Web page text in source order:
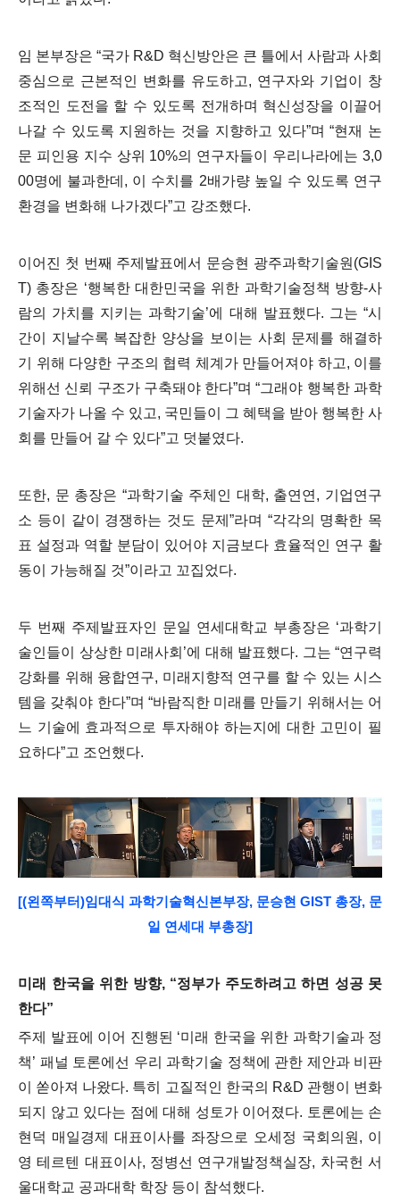
임 본부장은 “국가 R&D 혁신방안은 큰 틀에서 사람과 사회
중심으로 근본적인 변화를 유도하고, 연구자와 기업이 창
조적인 도전을 할 수 있도록 전개하며 혁신성장을 이끌어
나갈 수 있도록 지원하는 것을 지향하고 있다”며“현재 논
문 피인용 지수 상위 10%의 연구자들이 우리나라에는3,0
00명에 불과한데 , 이 수치를 2배가량 높일 수 있도록 연구
환경을 변화해 나가겠다”고 강조했다.
이어진 첫 번째 주제발표에서 문승현 광주과학기술원 (GIS
T) 총장은 ‘행복한 대한민국을 위한 과학기술정책 방향-사
람의 가치를 지키는 과학기술’에 대해 발표했다. 그는“시
간이 지날수록 복잡한 양상을 보이는 사회 문제를 해결하
기 위해 다양한 구조의 협력 체계가 만들어져야 하고, 이를
위해선 신뢰 구조가 구축돼야 한다”며“그래야 행복한 과학
기술자가 나올 수 있고, 국민들이 그 혜택을 받아 행복한 사
회를 만들어 갈 수 있다”고 덧붙였다.
또한, 문 총장은 “과학기술 주체인 대학, 출연연 , 기업연구
소 등이 같이 경쟁하는 것도 문제 ”라며 “각각의 명확한 목
표 설정과 역할 분담이 있어야 지금보다 효율적인 연구 활
동이 가능해질 것”이라고 꼬집었다.
두 번째 주제발표자인 문일 연세대학교 부총장은 ‘과학기
술인들이 상상한 미래사회 ’에 대해 발표했다. 그는 “연구력
강화를 위해 융합연구, 미래지향적 연구를 할 수 있는 시스
템을 갖춰야 한다”며 “바람직한 미래를 만들기 위해서는 어
느 기술에 효과적으로 투자해야 하는지에 대한 고민이 필
요하다”고 조언했다.
[(왼쪽부터)임대식 과학기술혁신본부장, 문승현 GIST 총장, 문
일 연세대 부총장]
미래 한국을 위한 방향, “정부가 주도하려고 하면 성공 못
한다”
주제 발표에 이어 진행된 ‘미래 한국을 위한 과학기술과 정
책’ 패널 토론에선 우리 과학기술 정책에 관한 제안과 비판
이 쏟아져 나왔다. 특히 고질적인 한국의 R&D 관행이 변화
되지 않고 있다는 점에 대해 성토가 이어졌다. 토론에는 손
현덕 매일경제 대표이사를 좌장으로 오세정 국회의원 , 이
영 테르텐 대표이사, 정병선 연구개발정책실장, 차국헌 서
울대학교 공과대학 학장 등이 참석했다.